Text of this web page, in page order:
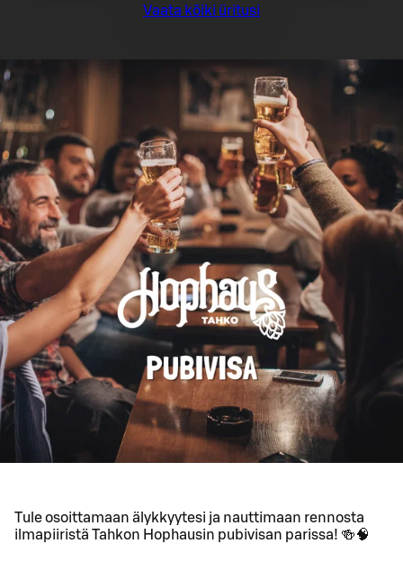
Vaata kõiki üritusi
Tule osoittamaan älykkyytesi ja nauttimaan rennosta
ilmapiiristä Tahkon Hophausin pubivisan parissa! 🍻🧠